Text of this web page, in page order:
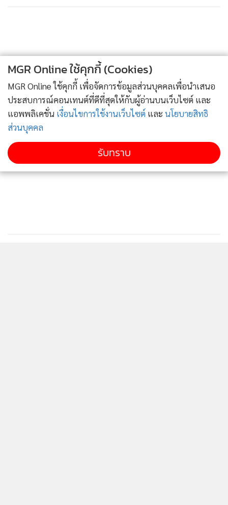
MGR Online ใช้คุกกี้ (Cookies)
MGR Online ใช้คุกกี้ เพื่อจัดการข้อมูลส่วนบุคคลเพื่อนำเสนอ
ประสบการณ์คอนเทนต์ที่ดีที่สุดให้กับผู้อ่านบนเว็บไซต์ และ
แอพพลิเคชั่น เงื่อนไขการใช้งานเว็บไซต์ และ นโยบายสิทธิ
ส่วนบุคคล
รับทราบ